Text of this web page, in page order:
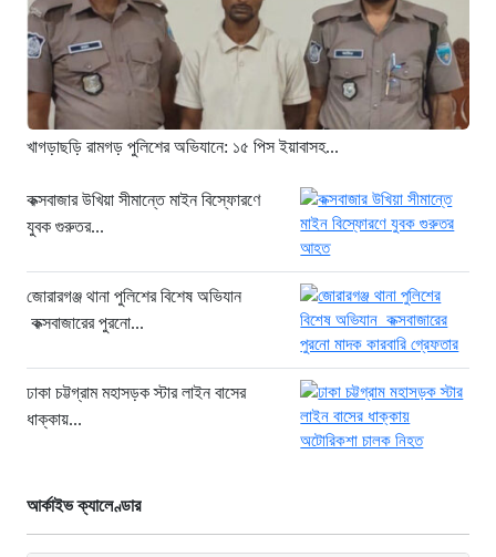
৮টি তাজা প্রাণ, হাসপাতালে ২৫
১৩ ঘণ্টা আগে
সিলিন্ডার লিকেজে ভয়াবহ অগ্নিকাণ্ড: দগ্ধ ৩
জনের অবস্থা আশঙ্কাজনক
১৩ ঘণ্টা আগে
সাকিবকে নিয়ে বিস্ফোরক আসিফ আকবর
“ইলিয়াস আলীকে অপহরণ-হত্যা মামলা:
সাইফুর রহমান গ্রেপ্তার হচ্ছেন”
খাগড়াছড়ি রামগড় পুলিশের অভিযানে: ১৫
পিস ইয়াবাসহ যুবক গ্রেপ্তার
খাগড়াছড়ি রামগড় পুলিশের অভিযানে: ১৫ পিস ইয়াবাসহ...
কক্সবাজার উখিয়া সীমান্তে মাইন বিস্ফোরণে
যুবক গুরুতর...
জোরারগঞ্জ থানা পুলিশের বিশেষ অভিযান
কক্সবাজারের পুরনো...
ঢাকা চট্টগ্রাম মহাসড়ক স্টার লাইন বাসের
ধাক্কায়...
আর্কাইভ ক্যালেণ্ডার